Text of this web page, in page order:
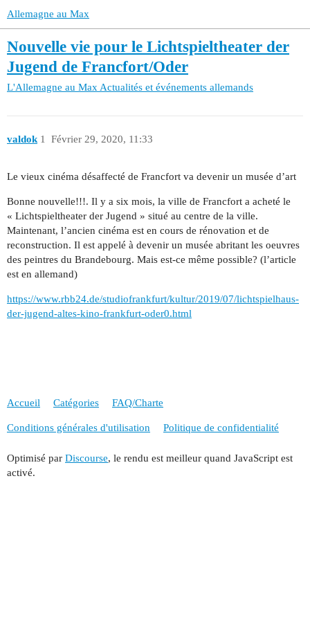
Allemagne au Max
Nouvelle vie pour le Lichtspieltheater der
Jugend de Francfort/Oder
L'Allemagne au MaxActualités et événements allemands
valdok Février 29, 2020, 11:33
1
Le vieux cinéma désaffecté de Francfort va devenir un musée d’art
Bonne nouvelle!!!. Il y a six mois, la ville de Francfort a acheté le
« Lichtspieltheater der Jugend » situé au centre de la ville.
Maintenant, l’ancien cinéma est en cours de rénovation et de
reconstruction. Il est appelé à devenir un musée abritant les oeuvres
des peintres du Brandebourg. Mais est-ce même possible? (l’article
est en allemand)
https://www.rbb24.de/studiofrankfurt/kultur/2019/07/lichtspielhaus-
der-jugend-altes-kino-frankfurt-oder0.html
Accueil Catégories FAQ/Charte
Conditions générales d'utilisation Politique de confidentialité
Optimisé par Discourse, le rendu est meilleur quand JavaScript est
activé.